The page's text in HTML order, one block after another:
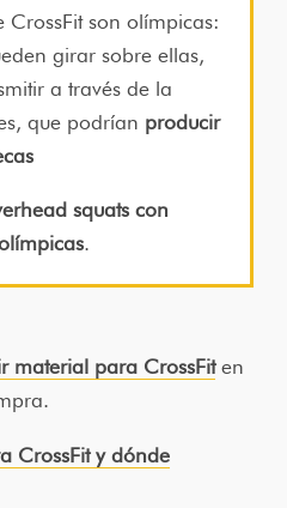
CrossFit son olímpicas:
girar sobre ellas,
a través de la
que podrían producir
squats con
.
material para CrossFiten
CrossFit y dónde